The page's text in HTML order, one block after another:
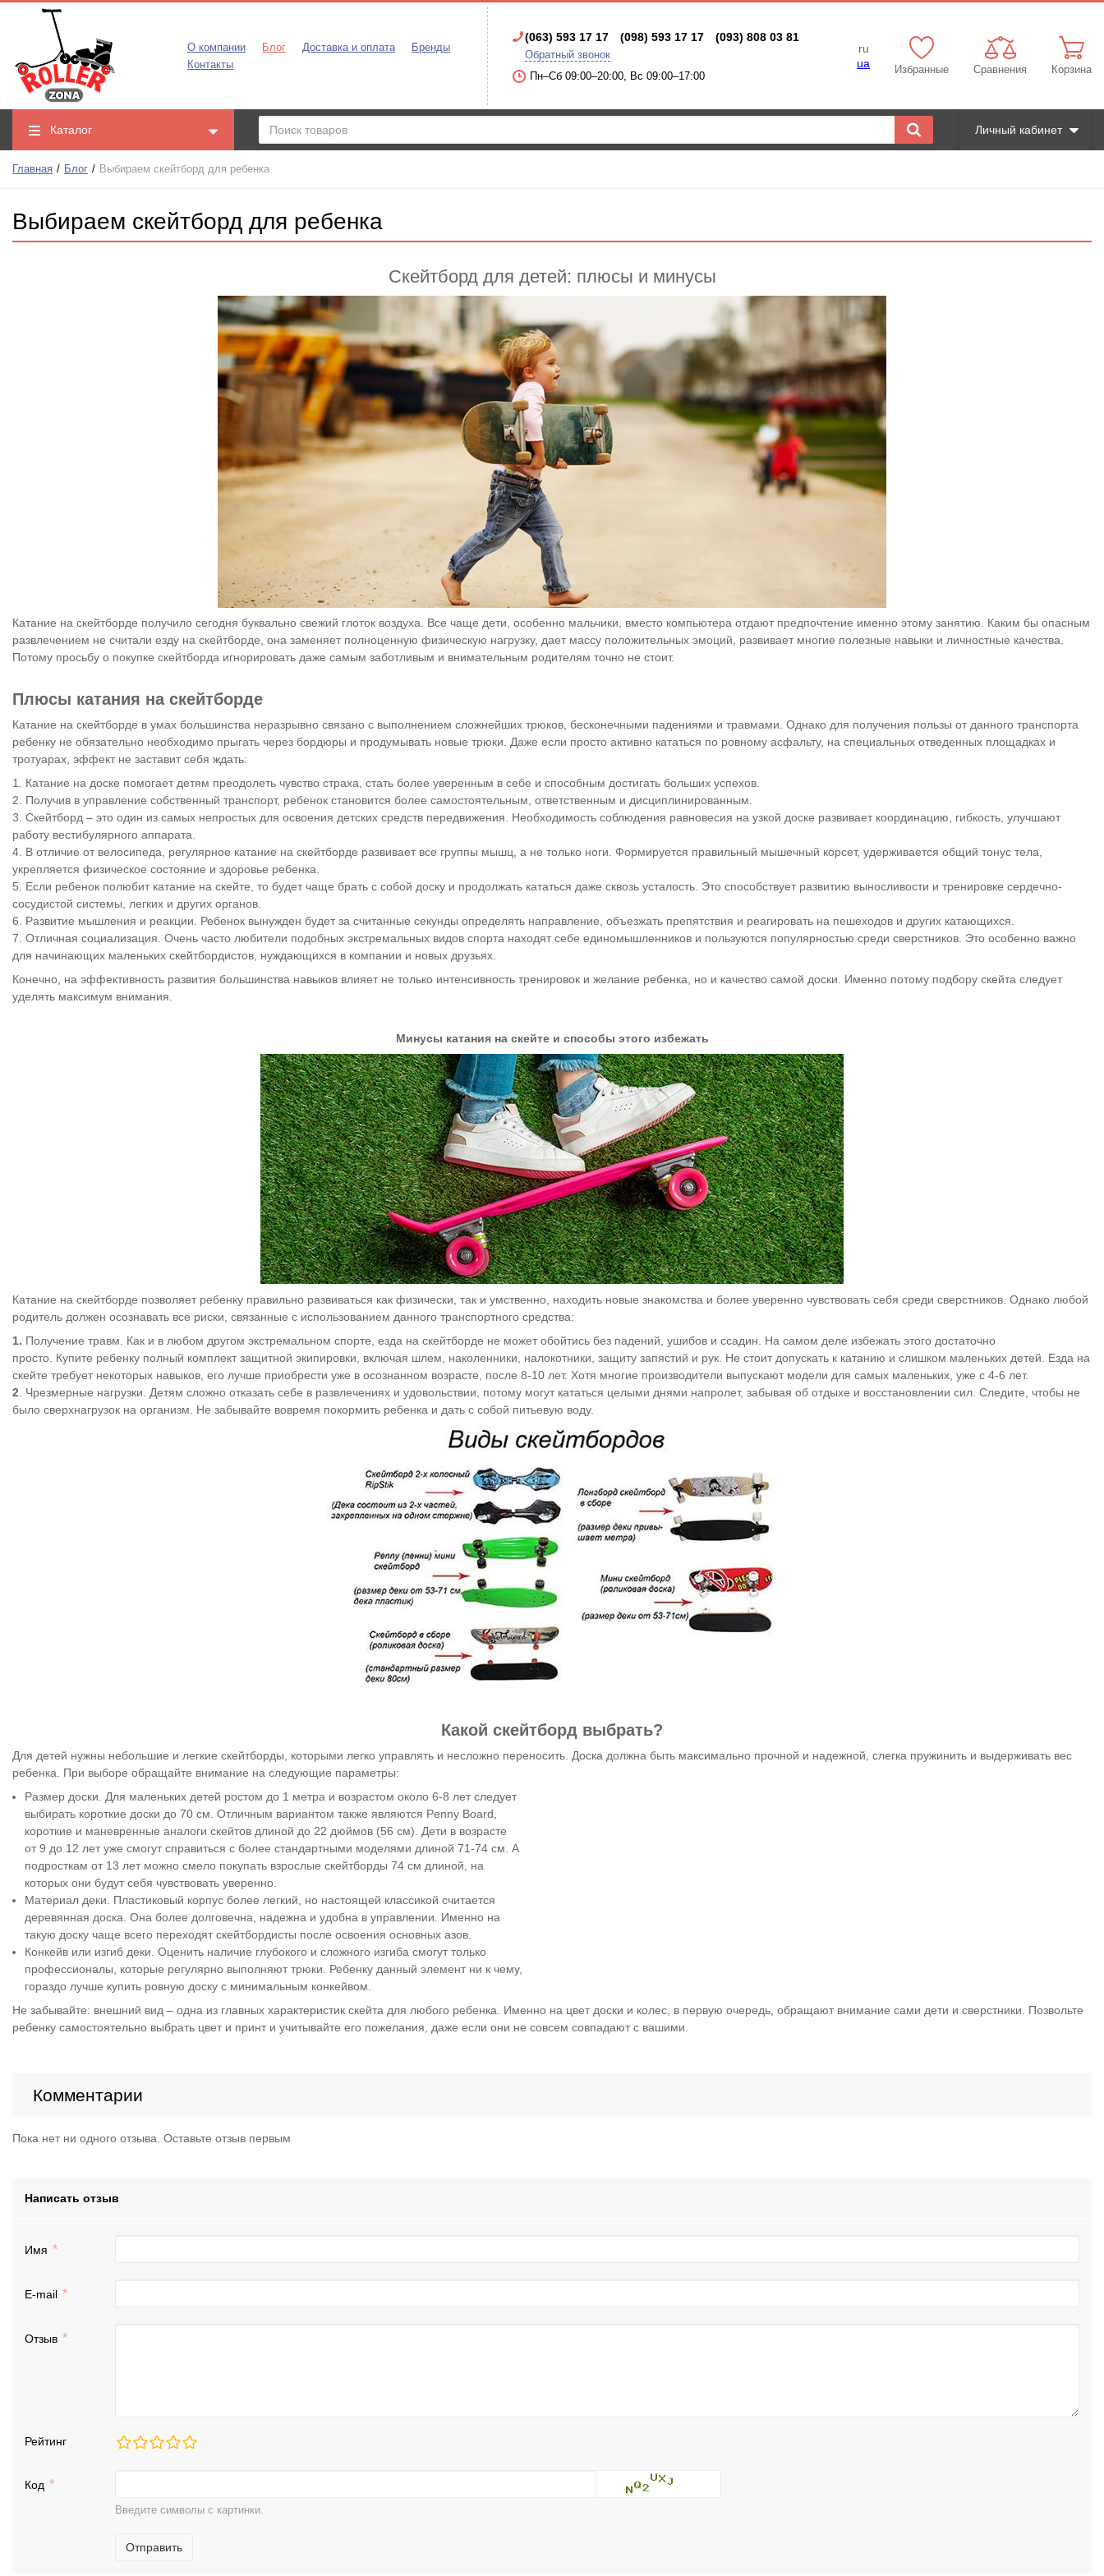
О компании Блог Доставка и оплата
Бренды
Контакты
(063) 593 17 17 (098) 593 17 17 (093) 808 03 81
Обратный звонок
Пн–Сб 09:00–20:00, Вс 09:00–17:00
ru
ua
Избранные Сравнения Корзина
Каталог Личный кабинет
Главная Блог Выбираем скейтборд для ребенка
Выбираем скейтборд для ребенка
Скейтборд для детей: плюсы и минусы
Катание на скейтборде получило сегодня буквально свежий глоток воздуха. Все чаще дети, особенно мальчики, вместо компьютера отдают предпочтение именно этому занятию. Каким бы опасным
развлечением не считали езду на скейтборде, она заменяет полноценную физическую нагрузку, дает массу положительных эмоций, развивает многие полезные навыки и личностные качества.
Потому просьбу о покупке скейтборда игнорировать даже самым заботливым и внимательным родителям точно не стоит.
Плюсы катания на скейтборде
Катание на скейтборде в умах большинства неразрывно связано с выполнением сложнейших трюков, бесконечными падениями и травмами. Однако для получения пользы от данного транспорта
ребенку не обязательно необходимо прыгать через бордюры и продумывать новые трюки. Даже если просто активно кататься по ровному асфальту, на специальных отведенных площадках и
тротуарах, эффект не заставит себя ждать:
1. Катание на доске помогает детям преодолеть чувство страха, стать более уверенным в себе и способным достигать больших успехов.
2. Получив в управление собственный транспорт, ребенок становится более самостоятельным, ответственным и дисциплинированным.
3. Скейтборд – это один из самых непростых для освоения детских средств передвижения. Необходимость соблюдения равновесия на узкой доске развивает координацию, гибкость, улучшают
работу вестибулярного аппарата.
4. В отличие от велосипеда, регулярное катание на скейтборде развивает все группы мышц, а не только ноги. Формируется правильный мышечный корсет, удерживается общий тонус тела,
укрепляется физическое состояние и здоровье ребенка.
5. Если ребенок полюбит катание на скейте, то будет чаще брать с собой доску и продолжать кататься даже сквозь усталость. Это способствует развитию выносливости и тренировке сердечно-
сосудистой системы, легких и других органов.
6. Развитие мышления и реакции. Ребенок вынужден будет за считанные секунды определять направление, объезжать препятствия и реагировать на пешеходов и других катающихся.
7. Отличная социализация. Очень часто любители подобных экстремальных видов спорта находят себе единомышленников и пользуются популярностью среди сверстников. Это особенно важно
для начинающих маленьких скейтбордистов, нуждающихся в компании и новых друзьях.
Конечно, на эффективность развития большинства навыков влияет не только интенсивность тренировок и желание ребенка, но и качество самой доски. Именно потому подбору скейта следует
уделять максимум внимания.
Минусы катания на скейте и способы этого избежать
Катание на скейтборде позволяет ребенку правильно развиваться как физически, так и умственно, находить новые знакомства и более уверенно чувствовать себя среди сверстников. Однако любой
родитель должен осознавать все риски, связанные с использованием данного транспортного средства:
1. Получение травм. Как и в любом другом экстремальном спорте, езда на скейтборде не может обойтись без падений, ушибов и ссадин. На самом деле избежать этого достаточно
просто. Купите ребенку полный комплект защитной экипировки, включая шлем, наколенники, налокотники, защиту запястий и рук. Не стоит допускать к катанию и слишком маленьких детей. Езда на
скейте требует некоторых навыков, его лучше приобрести уже в осознанном возрасте, после 8-10 лет. Хотя многие производители выпускают модели для самых маленьких, уже с 4-6 лет.
2 . Чрезмерные нагрузки. Детям сложно отказать себе в развлечениях и удовольствии, потому могут кататься целыми днями напролет, забывая об отдыхе и восстановлении сил. Следите, чтобы не
было сверхнагрузок на организм. Не забывайте вовремя покормить ребенка и дать с собой питьевую воду.
Какой скейтборд выбрать?
Для детей нужны небольшие и легкие скейтборды, которыми легко управлять и несложно переносить. Доска должна быть максимально прочной и надежной, слегка пружинить и выдерживать вес
ребенка. При выборе обращайте внимание на следующие параметры:
Размер доски. Для маленьких детей ростом до 1 метра и возрастом около 6-8 лет следует
выбирать короткие доски до 70 см. Отличным вариантом также являются Penny Board,
короткие и маневренные аналоги скейтов длиной до 22 дюймов (56 см). Дети в возрасте
от 9 до 12 лет уже смогут справиться с более стандартными моделями длиной 71-74 см. А
подросткам от 13 лет можно смело покупать взрослые скейтборды 74 см длиной, на
которых они будут себя чувствовать уверенно.
Материал деки. Пластиковый корпус более легкий, но настоящей классикой считается
деревянная доска. Она более долговечна, надежна и удобна в управлении. Именно на
такую доску чаще всего переходят скейтбордисты после освоения основных азов.
Конкейв или изгиб деки. Оценить наличие глубокого и сложного изгиба смогут только
профессионалы, которые регулярно выполняют трюки. Ребенку данный элемент ни к чему,
гораздо лучше купить ровную доску с минимальным конкейвом.
Не забывайте: внешний вид – одна из главных характеристик скейта для любого ребенка. Именно на цвет доски и колес, в первую очередь, обращают внимание сами дети и сверстники. Позвольте
ребенку самостоятельно выбрать цвет и принт и учитывайте его пожелания, даже если они не совсем совпадают с вашими.
Комментарии
Пока нет ни одного отзыва. Оставьте отзыв первым
Написать отзыв
Имя
E-mail
Отзыв
Рейтинг
Код
Введите символы с картинки.
Отправить